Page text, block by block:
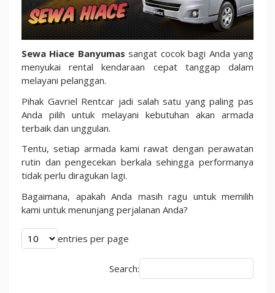
Sewa Hiace Banyumassangat cocok bagi Anda yang
menyukai rental kendaraan cepat tanggap dalam
melayani pelanggan.
Pihak Gavriel Rentcar jadi salah satu yang paling pas
Anda pilih untuk melayani kebutuhan akan armada
terbaik dan unggulan.
Tentu, setiap armada kami rawat dengan perawatan
rutin dan pengecekan berkala sehingga performanya
tidak perlu diragukan lagi.
Bagaimana, apakah Anda masih ragu untuk memilih
kami untuk menunjang perjalanan Anda?
entries per page
Search: